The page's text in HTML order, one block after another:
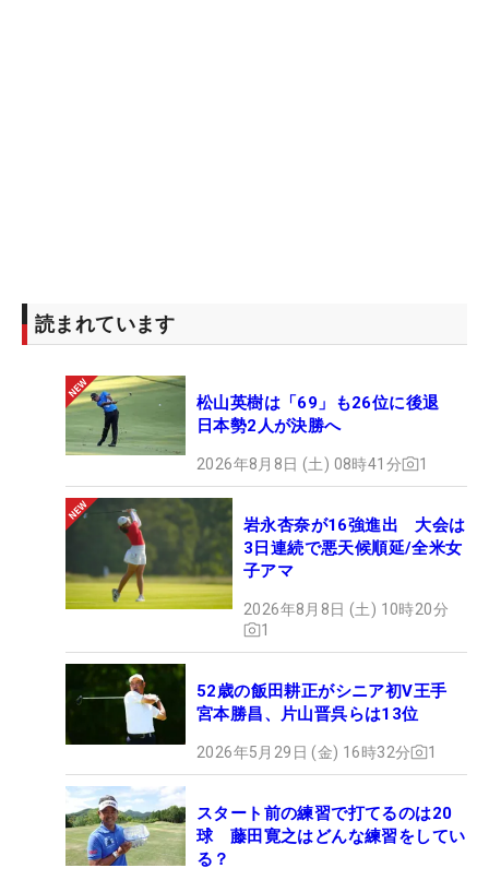
も多くの方に応援してもらえたら」と笑顔を見せ
た。
最終日は土曜日。「さらに多くのギャラリーが来
て、たくさんのプロの方のプレーを見てもらいたい
です」と大会の盛り上げにも意欲を示す。
プレーとしては、「きょうの反省を生かして、1打
でも少なく回って、あすは、なんとか70台でプレー
できるように頑張りたいです」と前を向いた。あす
も、ギャラリーを魅了するショットで会場を沸かせ
読まれています
松山英樹は「69」も26位に後退
日本勢2人が決勝へ
2026年8月8日 (土) 08時41分 1
岩永杏奈が16強進出 大会は
3日連続で悪天候順延/全米女
子アマ
2026年8月8日 (土) 10時20分
1
52歳の飯田耕正がシニア初V王手
宮本勝昌、片山晋呉らは13位
2026年5月29日 (金) 16時32分 1
スタート前の練習で打てるのは20
球 藤田寛之はどんな練習をしてい
る？